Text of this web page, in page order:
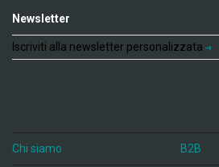
Newsletter
Iscriviti alla newsletter personalizzata
Chi siamo B2B